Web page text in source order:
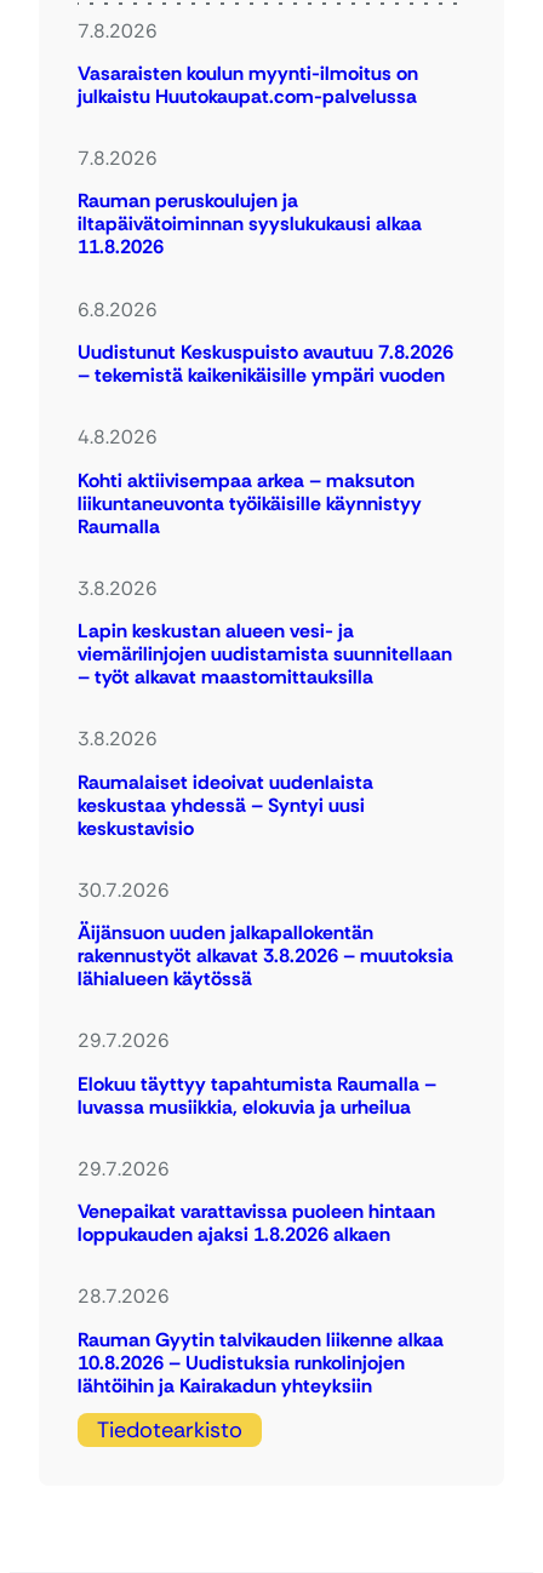
7.8.2026
Vasaraisten koulun myynti-ilmoitus on
julkaistu Huutokaupat.com-palvelussa
7.8.2026
Rauman peruskoulujen ja
iltapäivätoiminnan syyslukukausi alkaa
11.8.2026
6.8.2026
Uudistunut Keskuspuisto avautuu 7.8.2026
– tekemistä kaikenikäisille ympäri vuoden
4.8.2026
Kohti aktiivisempaa arkea – maksuton
liikuntaneuvonta työikäisille käynnistyy
Raumalla
3.8.2026
Lapin keskustan alueen vesi- ja
viemärilinjojen uudistamista suunnitellaan
– työt alkavat maastomittauksilla
3.8.2026
Raumalaiset ideoivat uudenlaista
keskustaa yhdessä – Syntyi uusi
keskustavisio
30.7.2026
Äijänsuon uuden jalkapallokentän
rakennustyöt alkavat 3.8.2026 – muutoksia
lähialueen käytössä
29.7.2026
Elokuu täyttyy tapahtumista Raumalla –
luvassa musiikkia, elokuvia ja urheilua
29.7.2026
Venepaikat varattavissa puoleen hintaan
loppukauden ajaksi 1.8.2026 alkaen
28.7.2026
Rauman Gyytin talvikauden liikenne alkaa
10.8.2026 – Uudistuksia runkolinjojen
lähtöihin ja Kairakadun yhteyksiin
Tiedotearkisto